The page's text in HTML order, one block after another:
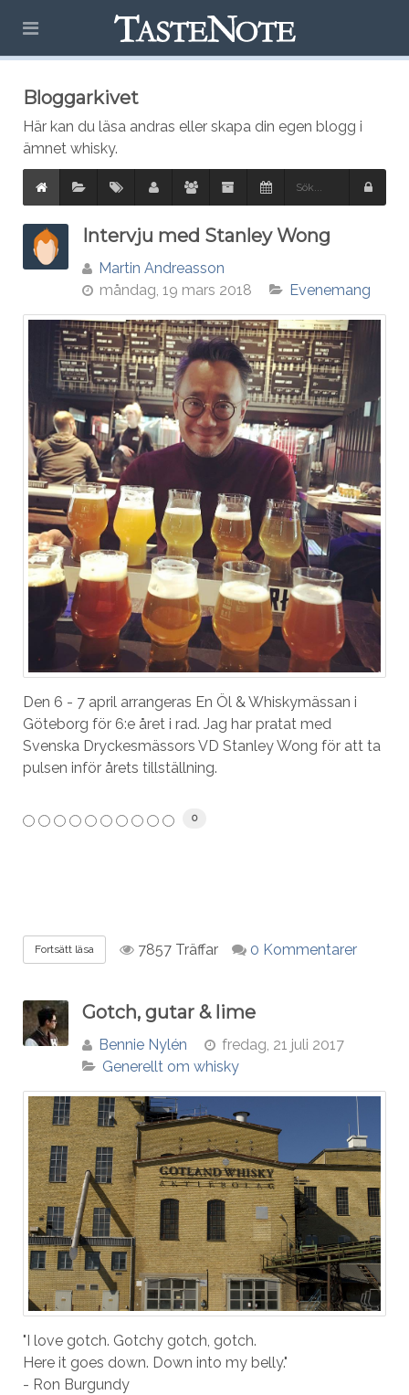
Bloggarkivet
Här kan du läsa andras eller skapa din egen blogg i
ämnet whisky.
Intervju med Stanley Wong
Martin Andreasson
måndag, 19 mars 2018
Evenemang
Den 6 - 7 april arrangeras En Öl & Whiskymässan i
Göteborg för 6:e året i rad. Jag har pratat med
Svenska Dryckesmässors VD Stanley Wong för att ta
pulsen inför årets tillställning.
0
Fortsätt läsa 7857 Träffar 0 Kommentarer
Gotch, gutar & lime
Bennie Nylén
fredag, 21 juli 2017
Generellt om whisky
"I love gotch. Gotchy gotch, gotch.
Here it goes down. Down into my belly."
- Ron Burgundy